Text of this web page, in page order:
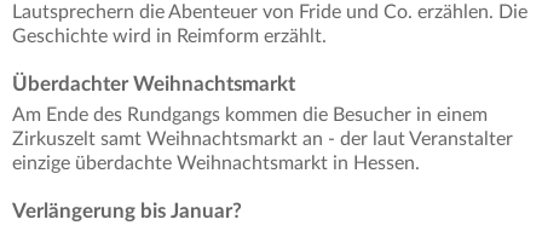
Lautsprechern die Abenteuer von Fride und Co. erzählen. Die
Geschichte wird in Reimform erzählt.
Überdachter Weihnachtsmarkt
Am Ende des Rundgangs kommen die Besucher in einem
Zirkuszelt samt Weihnachtsmarkt an - der laut Veranstalter
einzige überdachte Weihnachtsmarkt in Hessen.
Verlängerung bis Januar?